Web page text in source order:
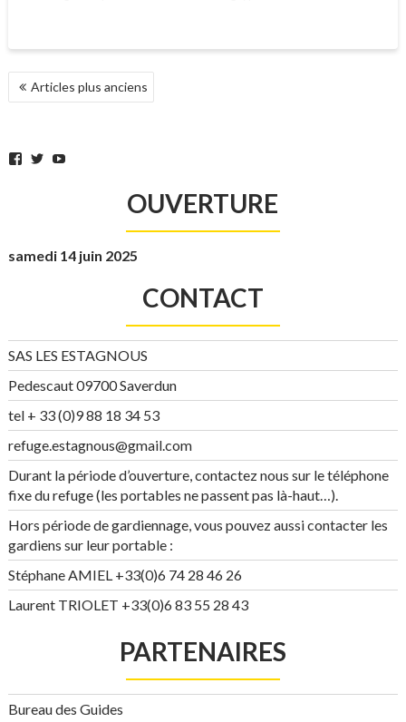
NAVIGATION
DES
Articles plus anciens
Facebook
TwitterYouTube
OUVERTURE
samedi 14 juin 2025
CONTACT
SAS LES ESTAGNOUS
Pedescaut 09700 Saverdun
tel + 33 (0)9 88 18 34 53
refuge.estagnous@gmail.com
Durant la période d’ouverture, contactez nous sur le téléphone
fixe du refuge (les portables ne passent pas là-haut…).
Hors période de gardiennage, vous pouvez aussi contacter les
gardiens sur leur portable :
Stéphane AMIEL +33(0)6 74 28 46 26
Laurent TRIOLET +33(0)6 83 55 28 43
PARTENAIRES
Bureau des Guides